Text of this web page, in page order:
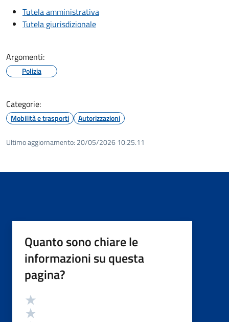
Tutela amministrativa
Tutela giurisdizionale
Argomenti:
Polizia
Categorie:
Mobilità e trasporti Autorizzazioni
Ultimo aggiornamento: 20/05/2026 10:25.11
Quanto sono chiare le
informazioni su questa
pagina?
Valutazione